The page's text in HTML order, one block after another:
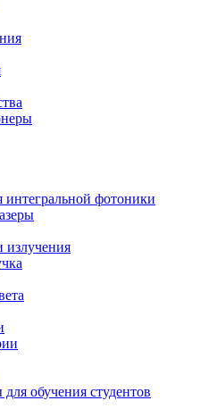
интегральной фотоники
обучения студентов